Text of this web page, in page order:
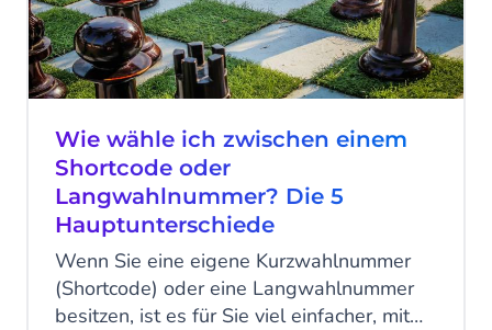
Wie wähle ich zwischen einem
Shortcode oder
Langwahlnummer? Die 5
Hauptunterschiede
Wenn Sie eine eigene Kurzwahlnummer
(Shortcode) oder eine Langwahlnummer
besitzen, ist es für Sie viel einfacher, mit